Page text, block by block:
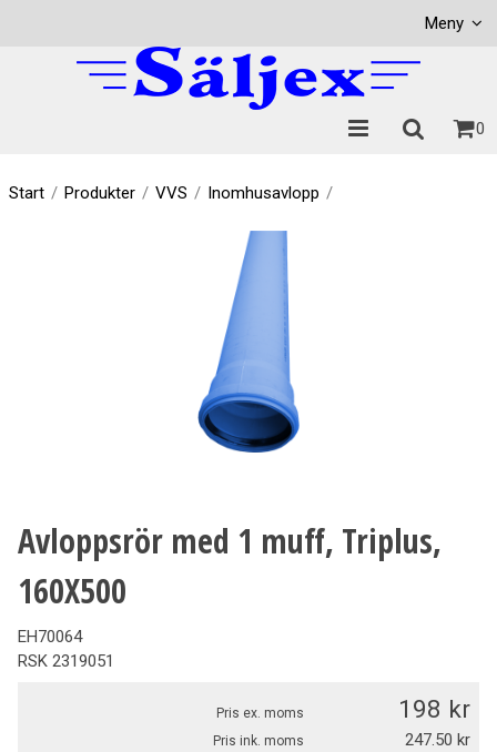
Meny
0
Start / Produkter / VVS / Inomhusavlopp /
Avloppsrör med 1 muff, Triplus,
160X500
EH70064
RSK 2319051
Pris ex. moms 198
Pris ink. moms
247.50